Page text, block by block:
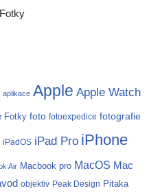
aplikace Apple Apple Watch
Fotky foto fotoexpedice fotografie
iPadOS iPad Pro iPhone
Air Macbook pro MacOS Mac
objektiv Peak Design Pitaka